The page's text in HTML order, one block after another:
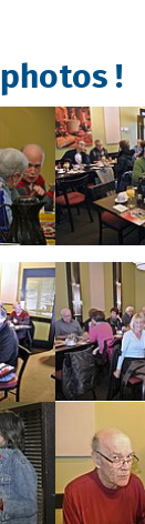
!
Show
Show
Show